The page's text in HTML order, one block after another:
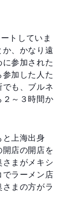
トしていま
、かなり遠
参加された
加した人た
も、ブルネ
２～３時間か
と上海出身
店の開店を
まがメキシ
でラーメン店
まの方がラ